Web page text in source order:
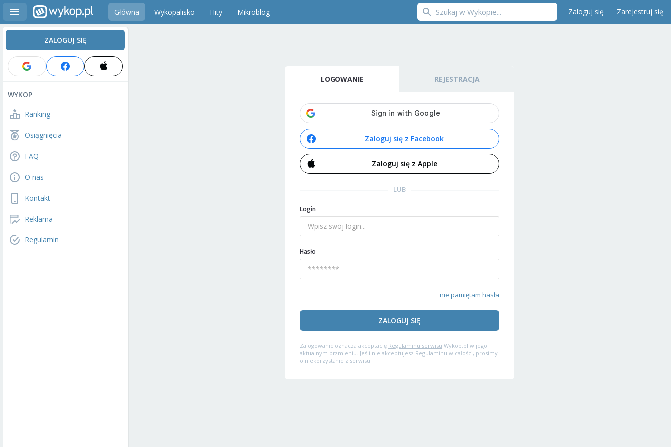
Główna Wykopalisko Hity Mikroblog Zaloguj się Zarejestruj się
ZALOGUJ SIĘ
WYKOP
Ranking
Osiągnięcia
FAQ
O nas
Kontakt
Reklama
Regulamin
LOGOWANIE REJESTRACJA
Zaloguj się z Facebook
Zaloguj się z Apple
LUB
Login
Hasło
nie pamiętam hasła
ZALOGUJ SIĘ
Zalogowanie oznacza akceptację Regulaminu serwisu Wykop.pl w jego
aktualnym brzmieniu. Jeśli nie akceptujesz Regulaminu w całości, prosimy
o niekorzystanie z serwisu.